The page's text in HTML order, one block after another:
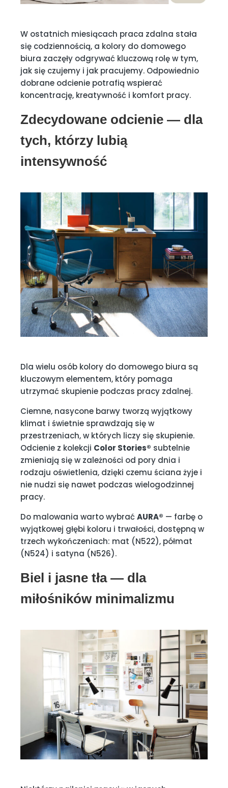
W ostatnich miesiącach praca zdalna stała
się codziennością, a kolory do domowego
biura zaczęły odgrywać kluczową rolę w tym,
jak się czujemy i jak pracujemy. Odpowiednio
dobrane odcienie potrafią wspierać
koncentrację, kreatywność i komfort pracy.
Zdecydowane odcienie — dla
tych, którzy lubią
intensywność
Dla wielu osób kolory do domowego biura są
kluczowym elementem, który pomaga
utrzymać skupienie podczas pracy zdalnej.
Ciemne, nasycone barwy tworzą wyjątkowy
klimat i świetnie sprawdzają się w
przestrzeniach, w których liczy się skupienie.
Odcienie z kolekcji Color Stories® subtelnie
zmieniają się w zależności od pory dnia i
rodzaju oświetlenia, dzięki czemu ściana żyje i
nie nudzi się nawet podczas wielogodzinnej
pracy.
Do malowania warto wybraćAURA® — farbę o
wyjątkowej głębi koloru i trwałości, dostępną w
trzech wykończeniach: mat (N522), półmat
(N524) i satyna (N526).
Biel i jasne tła — dla
miłośników minimalizmu